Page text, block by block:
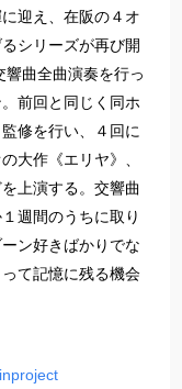
迎え、在阪の４オ
シリーズが再び開
曲全曲演奏を行っ
前回と同じく同ホ
修を行い、４回に
大作《エリヤ》、
上演する。交響曲
週間のうちに取り
ン好きばかりでな
て記憶に残る機会